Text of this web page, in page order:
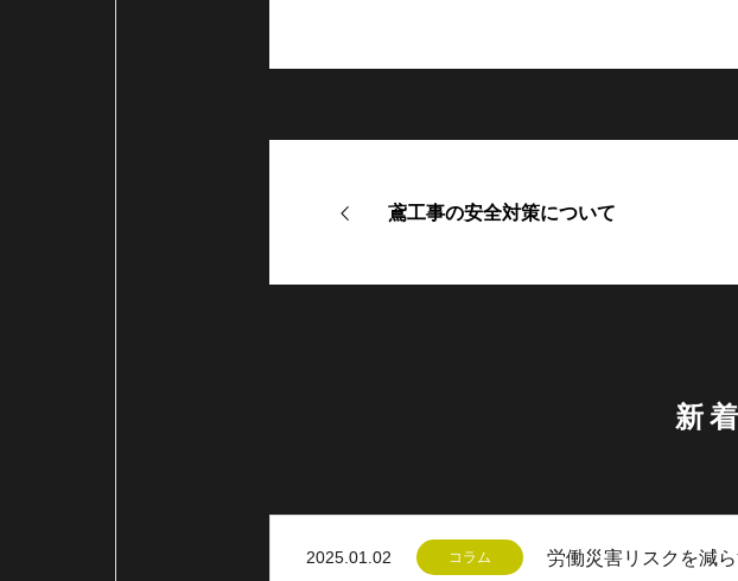
鳶工事の安全対策について
新
2025.01.02 コラム 労働災害リスクを減